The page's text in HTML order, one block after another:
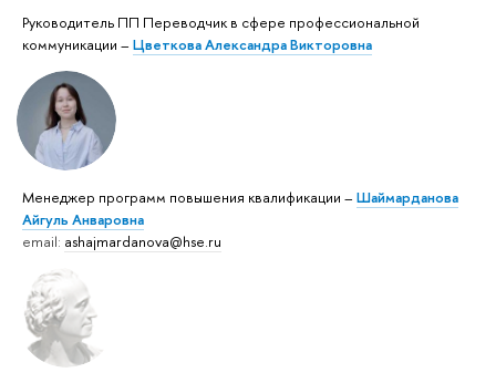
Руководитель ПП Переводчик в сфере профессиональной
коммуникации – Цветкова Александра Викторовна
Менеджер программ повышения квалификации – Шаймарданова
Айгуль Анваровна
email: ashajmardanova@hse.ru